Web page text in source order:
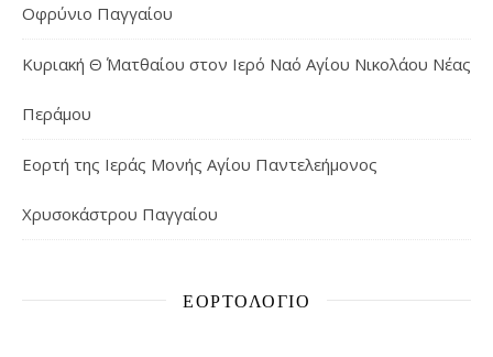
Οφρύνιο Παγγαίου
Κυριακή Θ΄ Ματθαίου στον Ιερό Ναό Αγίου Νικολάου Νέας
Περάμου
Εορτή της Ιεράς Μονής Αγίου Παντελεήμονος
Χρυσοκάστρου Παγγαίου
ΕΟΡΤΟΛΌΓΙΟ